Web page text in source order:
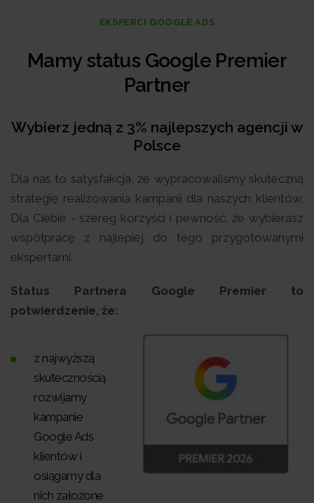
EKSPERCI GOOGLE ADS
Mamy status Google Premier
Partner
Wybierz jedną z 3% najlepszych agencji w
Polsce
Dla nas to satysfakcja, że wypracowaliśmy skuteczną
strategię realizowania kampanii dla naszych klientów.
Dla Ciebie - szereg korzyści i pewność, że wybierasz
współpracę z najlepiej do tego przygotowanymi
ekspertami.
Status Partnera Google Premier to
potwierdzenie, że:
z najwyższą
skutecznością
rozwijamy
kampanie
Google Ads
klientów i
osiągamy dla
nich założone